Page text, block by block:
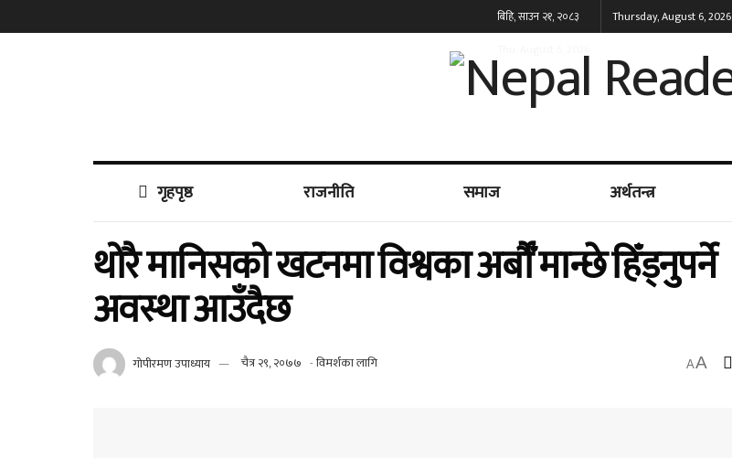
बिहि, साउन २१, २०८३
Thursday, August 6, 2026
गृहपृष्ठ राजनीति समाज अर्थतन्त्र
थोरै मानिसको खटनमा विश्वका अर्बौँ मान्छे हिँड्नुपर्ने
अवस्था आउँदैछ
गोपीरमण उपाध्याय चैत्र २९, २०७७ -विमर्शका लागि AA